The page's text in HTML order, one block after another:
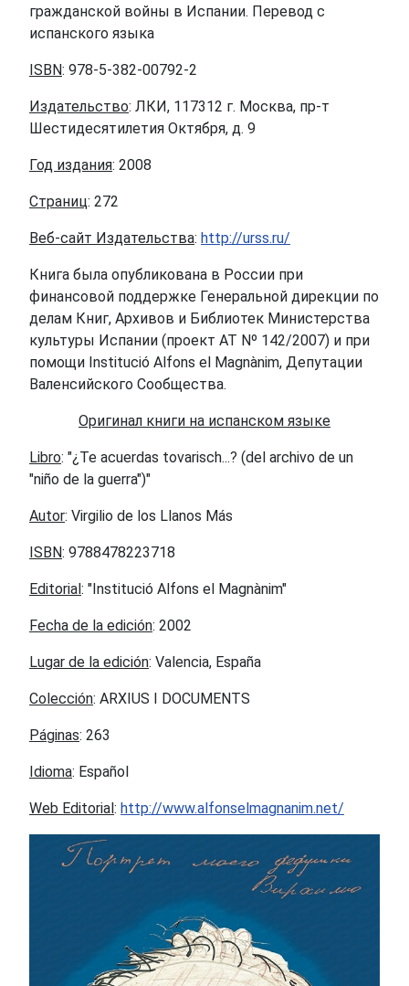
гражданской войны в Испании. Перевод с
испанского языка
ISBN: 978-5-382-00792-2
Издательство: ЛКИ, 117312 г. Москва, пр-т
Шестидесятилетия Октября, д. 9
Год издания: 2008
Страниц: 272
Веб-сайт Издательства: http://urss.ru/
Книга была опубликована в России при
финансовой поддержке Генеральной дирекции по
делам Книг, Архивов и Библиотек Министерства
культуры Испании (проект АТ Nº 142/2007) и при
помощи Institució Alfons el Magnànim, Депутации
Валенсийского Сообщества.
Оригинал книги на испанском языке
Libro: "¿Te acuerdas tovarisch...? (del archivo de un
"niño de la guerra")"
Autor: Virgilio de los Llanos Más
ISBN: 9788478223718
Editorial : "Institució Alfons el Magnànim"
Fecha de la edición: 2002
Lugar de la edición: Valencia, España
Colección: ARXIUS I DOCUMENTS
Páginas: 263
Idioma: Español
Web Editorial : http://www.alfonselmagnanim.net/